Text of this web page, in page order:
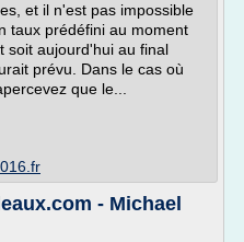
et il n'est pas impossible
taux prédéfini au moment
soit aujourd'hui au final
prévu. Dans le cas où
que le...
- Michael